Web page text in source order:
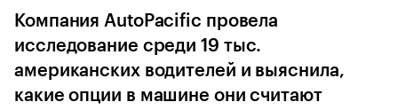
Компания AutoPacific провела
исследование среди 19 тыс.
американских водителей и выяснила,
какие опции в машине они считают